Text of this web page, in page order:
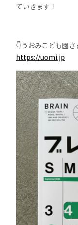
ていきます！
👇うおみこども園
https://uomi.jp